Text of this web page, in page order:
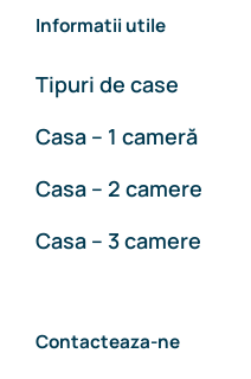
Informatii utile
Tipuri de case
Casa – 1 cameră
Casa – 2 camere
Casa – 3 camere
Contacteaza-ne